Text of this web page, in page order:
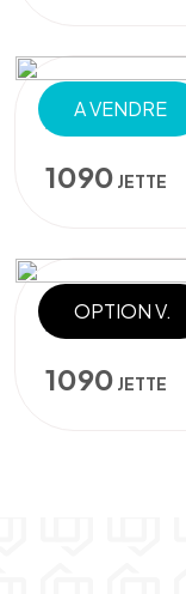
A VENDRE
APPARTEMENT
1090 JETTE
OPTION V.
APPARTEMENT
1090 JETTE